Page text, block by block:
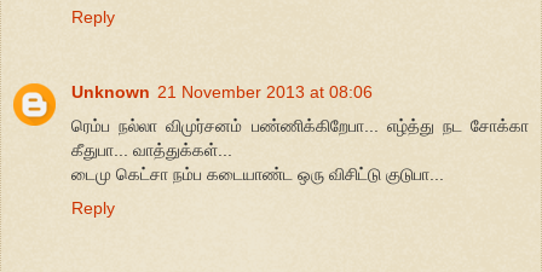
Reply
Unknown 21 November 2013 at 08:06
ரெம்ப நல்லா விமுர்சனம் பண்ணிக்கிறேபா... எழ்த்து நட சோக்கா
கீதுபா... வாத்துக்கள்...
டைமு கெட்சா நம்ப கடையாண்ட ஒரு விசிட்டு குடுபா...
Reply